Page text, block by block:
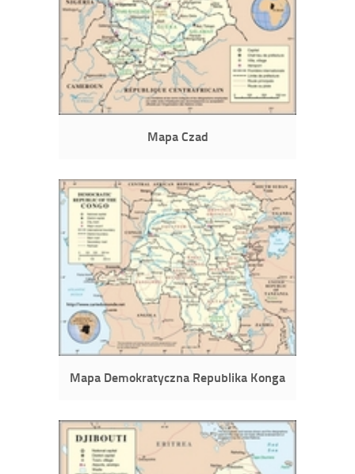
Mapa Czad
Mapa Demokratyczna Republika Konga